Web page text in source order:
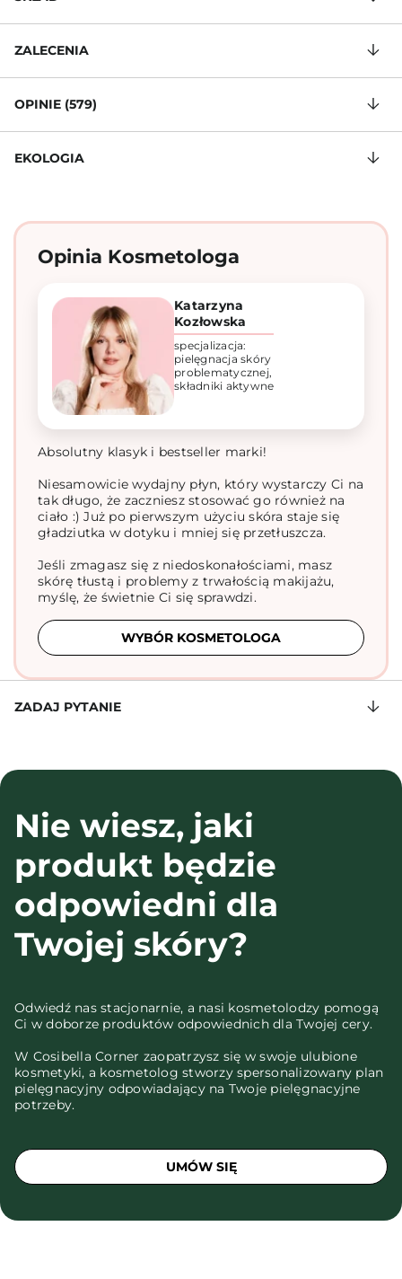
ZALECENIA
OPINIE (579)
EKOLOGIA
Opinia Kosmetologa
Katarzyna
Kozłowska
specjalizacja:
pielęgnacja skóry
problematycznej,
składniki aktywne
Absolutny klasyk i bestseller marki!
Niesamowicie wydajny płyn, który wystarczy Ci na
tak długo, że zaczniesz stosować go również na
ciało :) Już po pierwszym użyciu skóra staje się
gładziutka w dotyku i mniej się przetłuszcza.
Jeśli zmagasz się z niedoskonałościami, masz
skórę tłustą i problemy z trwałością makijażu,
myślę, że świetnie Ci się sprawdzi.
WYBÓR KOSMETOLOGA
ZADAJ PYTANIE
Nie wiesz, jaki
produkt będzie
odpowiedni dla
Twojej skóry?
Odwiedź nas stacjonarnie, a nasi kosmetolodzy pomogą
Ci w doborze produktów odpowiednich dla Twojej cery.
W Cosibella Corner zaopatrzysz się w swoje ulubione
kosmetyki, a kosmetolog stworzy spersonalizowany plan
pielęgnacyjny odpowiadający na Twoje pielęgnacyjne
potrzeby.
UMÓW SIĘ